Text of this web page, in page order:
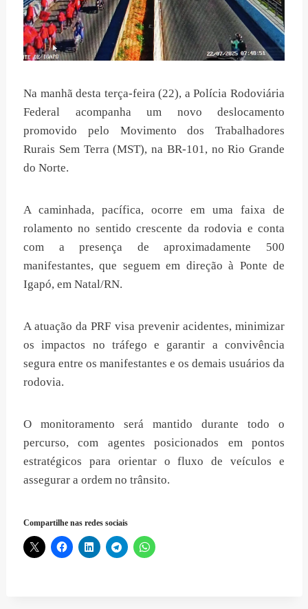
Na manhã desta terça-feira (22), a Polícia Rodoviária
Federal acompanha um novo deslocamento
promovido pelo Movimento dos Trabalhadores
Rurais Sem Terra (MST), na BR-101, no Rio Grande
do Norte.
A caminhada, pacífica, ocorre em uma faixa de
rolamento no sentido crescente da rodovia e conta
com a presença de aproximadamente 500
manifestantes, que seguem em direção à Ponte de
Igapó, em Natal/RN.
A atuação da PRF visa prevenir acidentes, minimizar
os impactos no tráfego e garantir a convivência
segura entre os manifestantes e os demais usuários da
rodovia.
O monitoramento será mantido durante todo o
percurso, com agentes posicionados em pontos
estratégicos para orientar o fluxo de veículos e
assegurar a ordem no trânsito.
Compartilhe nas redes sociais